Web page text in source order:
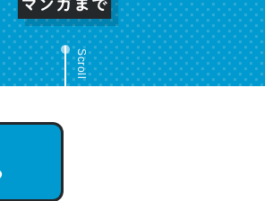
Scroll
てもクレバーなんだろうなと凄く思
める人は原文もお勧め。自分はこの流
Go. Then Covid hit. Shit.